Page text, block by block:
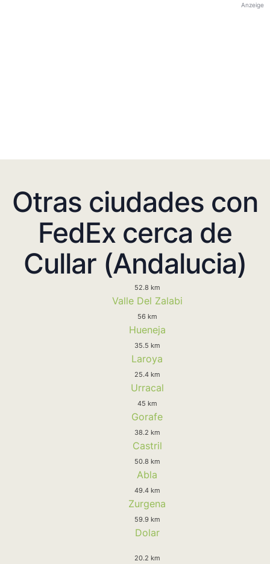
Anzeige
Otras ciudades con
FedEx cerca de
Cullar (Andalucia)
52.8 km
Valle Del Zalabi
56 km
Hueneja
35.5 km
Laroya
25.4 km
Urracal
45 km
Gorafe
38.2 km
Castril
50.8 km
Abla
49.4 km
Zurgena
59.9 km
Dolar
20.2 km